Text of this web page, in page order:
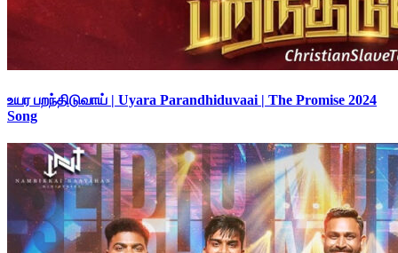
உயர பறந்திடுவாய் | Uyara Parandhiduvaai | The Promise 2024
Song